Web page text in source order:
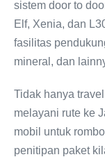
sistem door to
Elf, Xenia, dan
fasilitas
mineral, dan
Tidak hanya
melayani rute ke
mobil untuk
penitipan paket